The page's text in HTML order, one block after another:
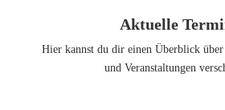
Aktuelle
Hier kannst du dir einen Überblick über
und Veranstaltungen